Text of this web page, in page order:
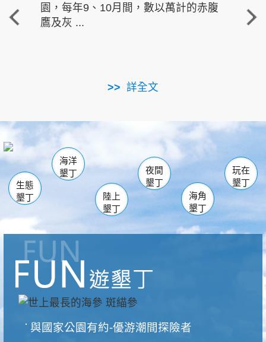
園，每年9、10月間，數以萬計的赤腹
鷹及灰 ...
詳全文
重
走進
南仁湖
海生館
恆春 佳樂水
龍鑾潭自然中心 森林遊樂區
瓊麻館
關山 墾管處遊客中心
社頂公園 風吹沙
船帆石
白砂 龍磐公園
香蕉灣
砂島
鵝鑾鼻
生態
墾丁
海洋
墾丁
陸上
墾丁
夜間
墾丁
海角
墾丁
玩在
墾丁
與國家公園有約-優游潮間探險者